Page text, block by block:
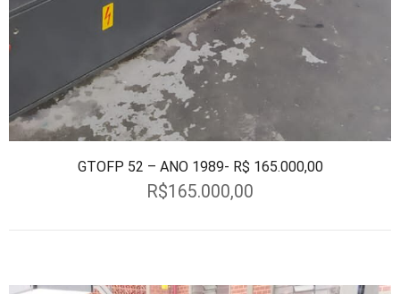
GTOFP 52 – ANO 1989- R$ 165.000,00
R$165.000,00